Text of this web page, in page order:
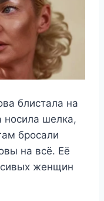
блистала на
носила шелка,
бросали
на всё. Её
женщин